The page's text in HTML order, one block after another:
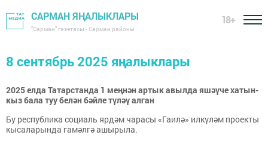
САРМАН ЯҢАЛЫКЛАРЫ
"Сарман" газетасы - Сарман районы
18+
8 сентябрь 2025 яңалыклары
2025 елда Татарстанда 1 меңнән артык авылда яшәүче хатын-
кыз бала туу белән бәйле түләү алган
Бу республика социаль ярдәм чарасы «Гаилә» илкүләм проекты
кысаларында гамәлгә ашырыла.